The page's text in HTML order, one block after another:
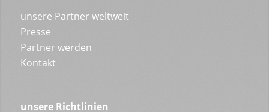
unsere Partner weltweit
Presse
Partner werden
Kontakt
unsere Richtlinien